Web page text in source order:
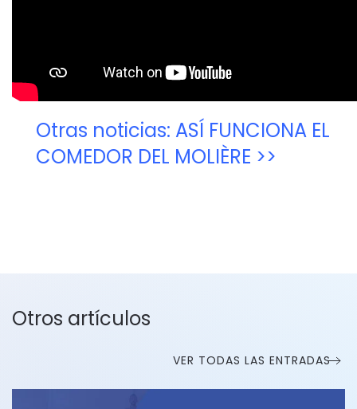
Otras noticias: ASÍ FUNCIONA EL
COMEDOR DEL MOLIÈRE >>
Otros artículos
VER TODAS LAS ENTRADAS